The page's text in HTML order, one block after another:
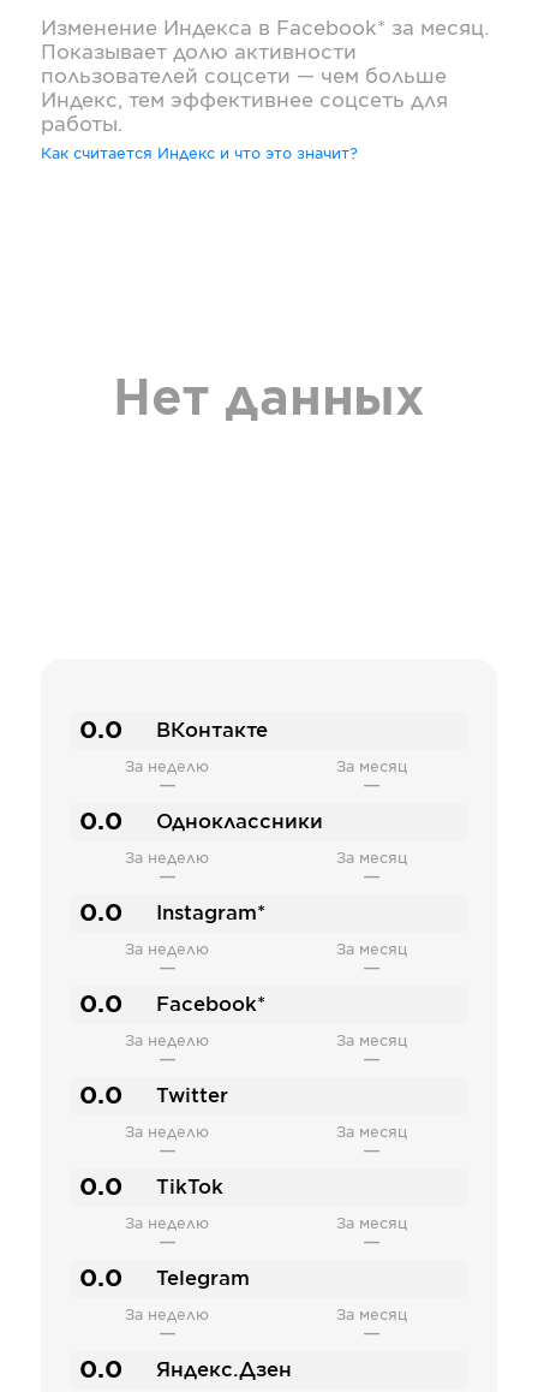
Изменение Индекса в Facebook* за месяц.
Показывает долю активности
пользователей соцсети — чем больше
Индекс, тем эффективнее соцсеть для
работы.
Как считается Индекс и что это значит?
Нет данных
0.0 ВКонтакте
За неделю
—
За месяц
—
0.0 Одноклассники
За неделю
—
За месяц
—
0.0 Instagram*
За неделю
—
За месяц
—
0.0 Facebook*
За неделю
—
За месяц
—
0.0 Twitter
За неделю
—
За месяц
—
0.0 TikTok
За неделю
—
За месяц
—
0.0 Telegram
За неделю
—
За месяц
—
0.0 Яндекс.Дзен